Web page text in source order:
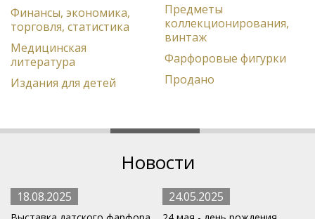
Финансы, экономика,
торговля, статистика
Медицинская
литература
Издания для детей
Предметы
коллекционирования,
винтаж
Фарфоровые фигурки
Продано
Новости
18.08.2025 24.05.2025